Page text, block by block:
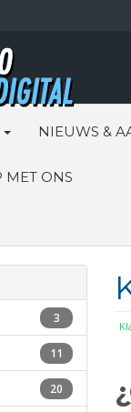
NIEUWS &
MET ONS
3
11
20